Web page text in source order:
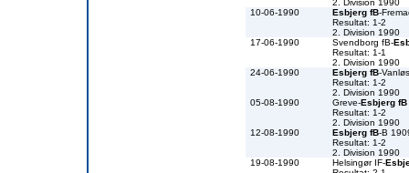
2. Division 1990
10-06-1990
Esbjerg fB-
Resultat: 1-2
2. Division 1990
17-06-1990
Svendborg fB-
Resultat: 1-1
2. Division 1990
24-06-1990
Esbjerg fB-
Resultat: 1-2
2. Division 1990
05-08-1990
Greve-Esbjerg fB
Resultat: 1-2
2. Division 1990
12-08-1990
Esbjerg fB-B
Resultat: 1-2
2. Division 1990
19-08-1990
Helsingør IF-